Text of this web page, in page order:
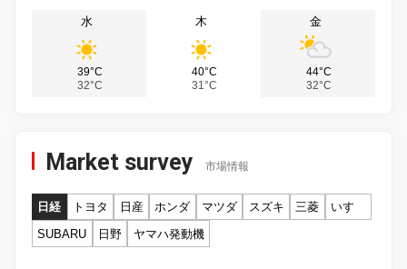
水
39°C
32°C
木
40°C
31°C
金
44°C
32°C
Market survey 市場情報
日経 トヨタ 日産 ホンダ マツダ スズキ 三菱
いすゞ
SUBARU
日野 ヤマハ発動機